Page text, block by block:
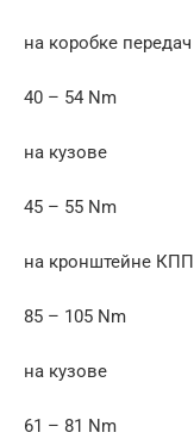
на коробке передач
40 – 54 Nm
на кузове
45 – 55 Nm
на кронштейне КПП
85 – 105 Nm
на кузове
61 – 81 Nm